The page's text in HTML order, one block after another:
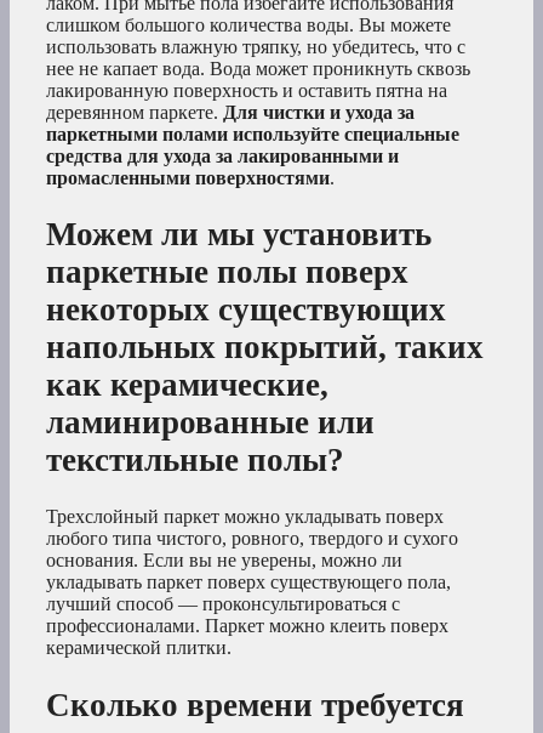
слишком большого количества воды. Вы можете
использовать влажную тряпку, но убедитесь, что с
нее не капает вода. Вода может проникнуть сквозь
лакированную поверхность и оставить пятна на
деревянном паркете. Для чистки и ухода за
паркетными полами используйте специальные
средства для ухода за лакированными и
промасленными поверхностями.
Можем ли мы установить
паркетные полы поверх
некоторых существующих
напольных покрытий, таких
как керамические,
ламинированные или
текстильные полы?
Трехслойный паркет можно укладывать поверх
любого типа чистого, ровного, твердого и сухого
основания. Если вы не уверены, можно ли
укладывать паркет поверх существующего пола,
лучший способ — проконсультироваться с
профессионалами. Паркет можно клеить поверх
керамической плитки.
Сколько времени требуется